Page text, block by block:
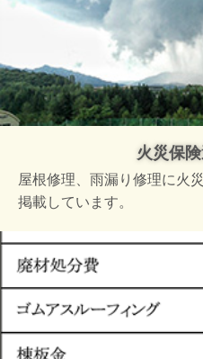
火災保
屋根修理、雨漏り修理に火
掲載しています。